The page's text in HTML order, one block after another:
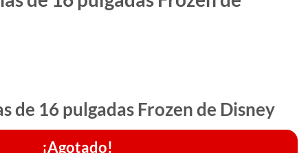
de 16 pulgadas Frozen de Disney
¡Agotado!